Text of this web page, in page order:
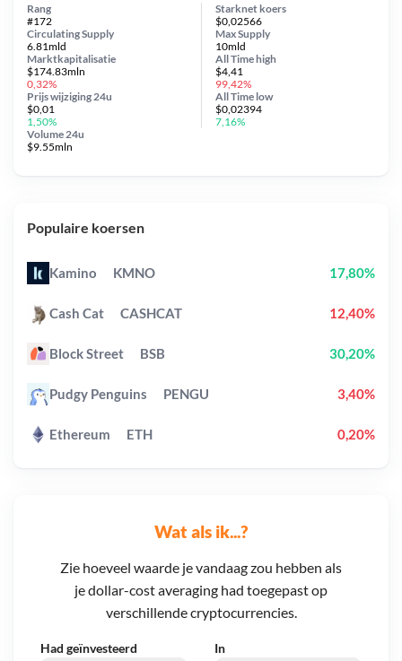
Wat als ik...?
Zie hoeveel waarde je vandaag zou hebben als
je dollar-cost averaging had toegepast op
verschillende cryptocurrencies.
Had geïnvesteerd In
Starknet koers
$0,02566
Circulating Supply
6.81mld
Prijs wijziging 24u
$0,01
1,50%
Max Supply
10mld
Marktkapitalisatie
$174.83mln
0,32%
Volume 24u
$9.55mln
Rang
#172
All Timehigh
$4,41
99,42%
All Time low
$0,02394
7,16%
Populaire koersen
Kamino KMNO 17,80%
Cash Cat CASHCAT 12,40%
Block Street BSB 30,20%
Pudgy Penguins PENGU 3,40%
Ethereum ETH 0,20%